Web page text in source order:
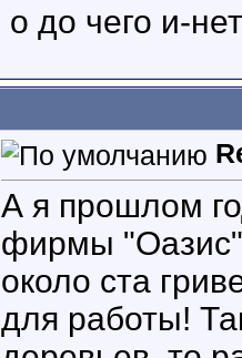
о до чего и-
А я прошлом
фирмы
около ста
для работы!